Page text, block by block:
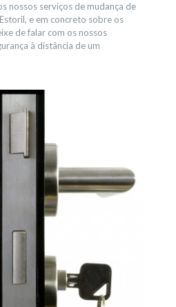
nossos serviços de mudança de
e em concreto sobre os
de falar com os nossos
à distância de um